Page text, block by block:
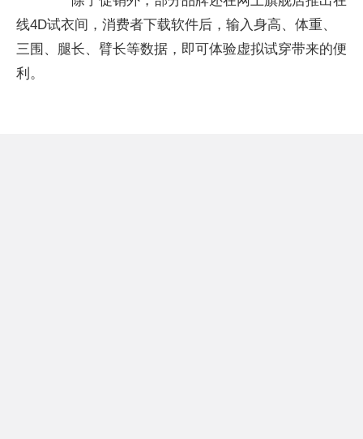
线4D试衣间，消费者下载软件后，输入身高、体重、
三围、腿长、臂长等数据，即可体验虚拟试穿带来的便
利。